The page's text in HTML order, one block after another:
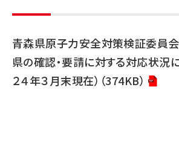
青森県原子力安全対策検証委員
県の確認・要請に対する対応状況
２４年３月末現在）（374KB）